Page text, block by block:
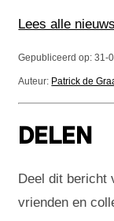
Lees alle
Gepubliceerd op: 31-
Auteur: Patrick de
DELEN
Deel dit bericht
vrienden en